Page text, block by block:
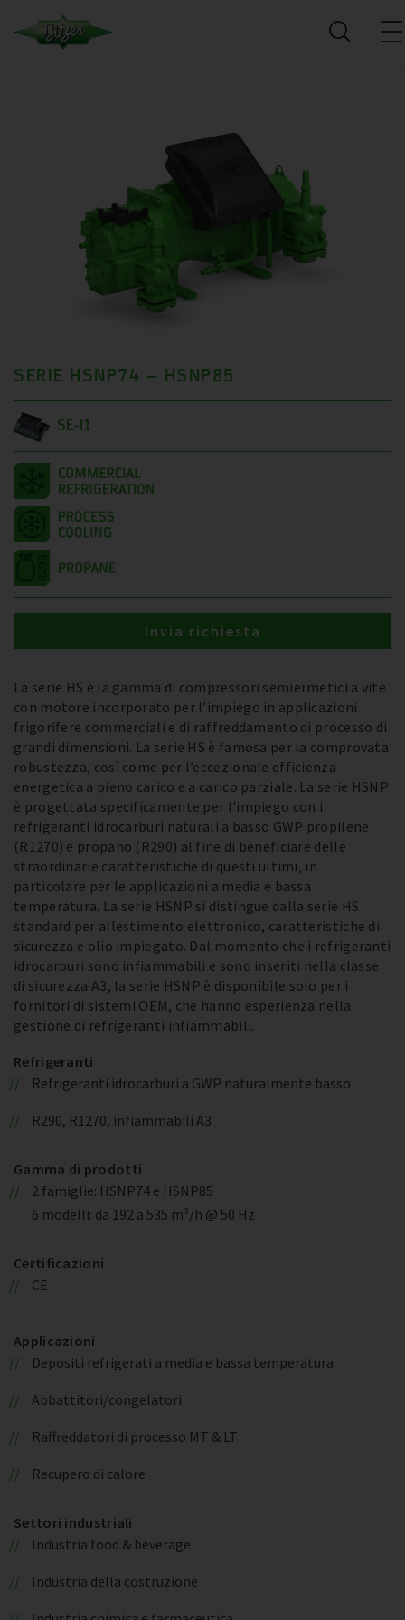
SERIE HSNP74 – HSNP85
SE-I1
La serie HS è la gamma di compressori semiermetici a vite
con motore incorporato per l’impiego in applicazioni
frigorifere commerciali e di raffreddamento di processo di
grandi dimensioni. La serie HS è famosa per la comprovata
robustezza, così come per l’eccezionale efficienza
energetica a pieno carico e a carico parziale. La serie HSNP
è progettata specificamente per l'impiego con i
refrigeranti idrocarburi naturali a basso GWP propilene
(R1270) e propano (R290) al fine di beneficiare delle
straordinarie caratteristiche di questi ultimi, in
particolare per le applicazioni a media e bassa
temperatura. La serie HSNP si distingue dalla serie HS
standard per allestimento elettronico, caratteristiche di
sicurezza e olio impiegato. Dal momento che i refrigeranti
idrocarburi sono infiammabili e sono inseriti nella classe
di sicurezza A3, la serie HSNP è disponibile solo per i
fornitori di sistemi OEM, che hanno esperienza nella
gestione di refrigeranti infiammabili.
Refrigeranti
Refrigeranti idrocarburi a GWP naturalmente basso
R290, R1270, infiammabili A3
Gamma di prodotti
2 famiglie: HSNP74 e HSNP85
6 modelli: da 192 a 535 m³/h @ 50 Hz
Certificazioni
CE
Applicazioni
Depositi refrigerati a media e bassa temperatura
Abbattitori/congelatori
Raffreddatori di processo MT & LT
Recupero di calore
Settori industriali
Industria food & beverage
Industria della costruzione
Invia richiesta